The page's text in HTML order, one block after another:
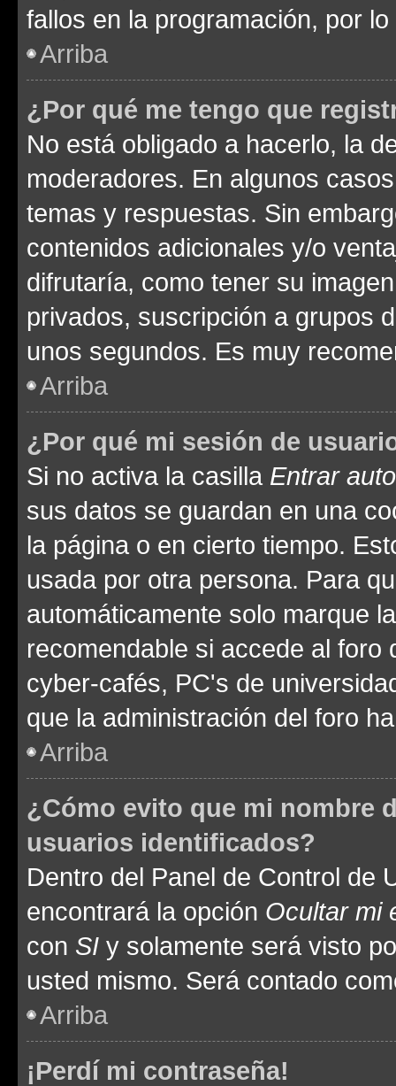
fallos en la programación, por
Arriba
¿Por qué me tengo que
No está obligado a hacerlo, la
moderadores. En algunos
temas y respuestas. Sin
contenidos adicionales y/o
difrutaría, como tener su
privados, suscripción a grupos
unos segundos. Es muy
Arriba
¿Por qué mi sesión de
Si no activa la casilla Entrar
sus datos se guardan en una
la página o en cierto tiempo.
usada por otra persona. Para
automáticamente solo marque
recomendable si accede al foro
cyber-cafés, PC's de
que la administración del foro
Arriba
¿Cómo evito que mi nombre
usuarios identificados?
Dentro del Panel de Control de
encontrará la opción Ocultar mi
con SI y solamente será visto
usted mismo. Será contado
Arriba
¡Perdí mi contraseña!